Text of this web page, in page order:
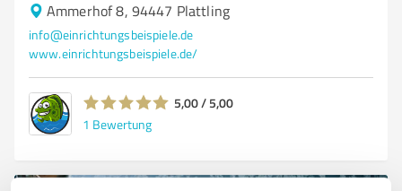
Ammerhof 8, 94447 Plattling
info@einrichtungsbeispiele.de
www.einrichtungsbeispiele.de/
5,00 / 5,00
1 Bewertung